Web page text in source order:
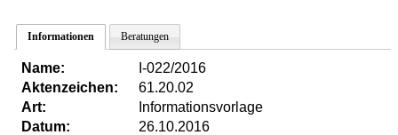
Informationen Beratungen
Name:
I-022/2016
Aktenzeichen:
61.20.02
Art:
Informationsvorlage
Datum:
26.10.2016